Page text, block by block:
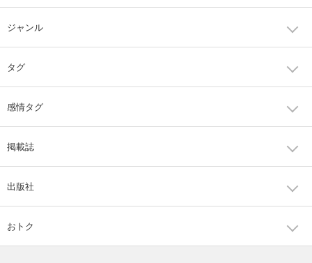
ジャンル
タグ
感情タグ
掲載誌
出版社
おトク